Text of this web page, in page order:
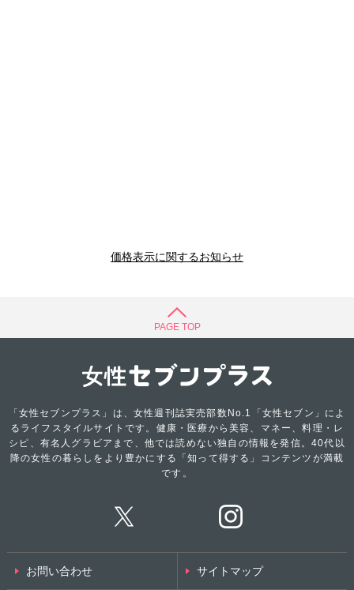
価格表示に関するお知らせ
PAGE TOP
「女性セブンプラス」は、女性週刊誌実売部数No.1「女性セブン」によ
るライフスタイルサイトです。健康・医療から美容、マネー、料理・レ
シピ、有名人グラビアまで、他では読めない独自の情報を発信。40代以
降の女性の暮らしをより豊かにする「知って得する」コンテンツが満載
です。
お問い合わせ サイトマップ